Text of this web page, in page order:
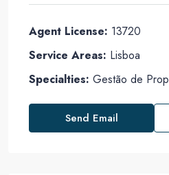
Agent License: 13720
Service Areas: Lisboa
Specialties: Gestão de
Send Email